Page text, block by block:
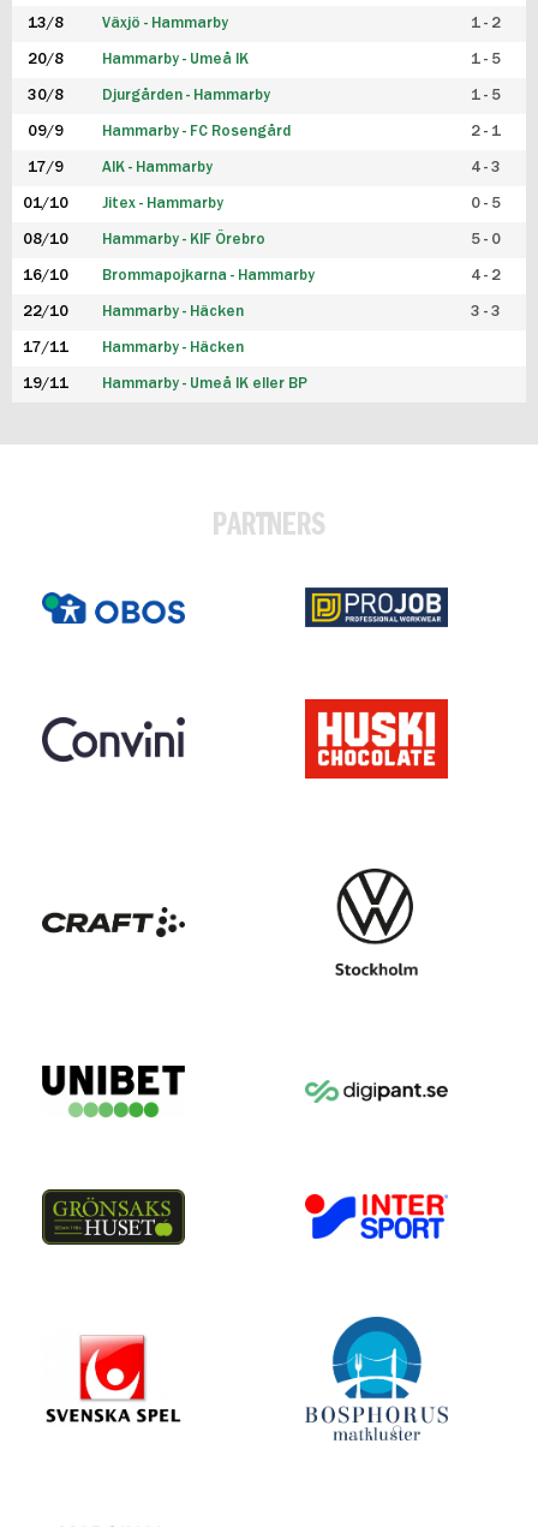
13/8 Växjö - Hammarby 1 - 2
20/8 Hammarby - Umeå IK 1 - 5
30/8 Djurgården - Hammarby 1 - 5
09/9 Hammarby - FC Rosengård 2 - 1
17/9 AIK - Hammarby 4 - 3
01/10 Jitex - Hammarby 0 - 5
08/10 Hammarby - KIF Örebro 5 - 0
16/10 Brommapojkarna - Hammarby 4 - 2
22/10 Hammarby - Häcken 3 - 3
17/11 Hammarby - Häcken
19/11 Hammarby - Umeå IK eller BP
PARTNERS